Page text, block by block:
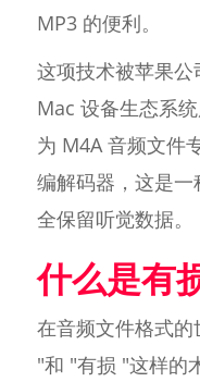
MP3 的便利。
这项技术被苹果
Mac 设备生态系
为 M4A 音频文件
编解码器，这是
全保留听觉数据。
什么是有
在音频文件格式
"和 "有损 "这样的